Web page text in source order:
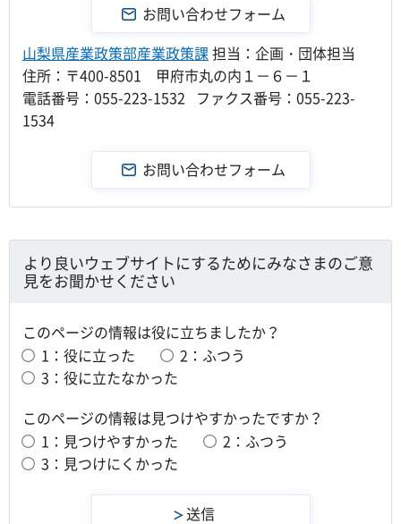
山梨県産業政策部産業政策課 担当：企画・団体担当
住所：〒400-8501 甲府市丸の内１－６－１
電話番号：055-223-1532 ファクス番号：055-223-
1534
より良いウェブサイトにするためにみなさまのご意
見をお聞かせください
このページの情報は役に立ちましたか？
1：役に立った
2：ふつう
3：役に立たなかった
このページの情報は見つけやすかったですか？
1：見つけやすかった
2：ふつう
3：見つけにくかった